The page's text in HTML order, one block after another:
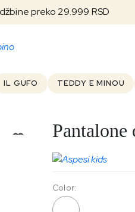
preko 29.999 RSD
IL GUFO TEDDY E MINOU
Pantalone
Color: